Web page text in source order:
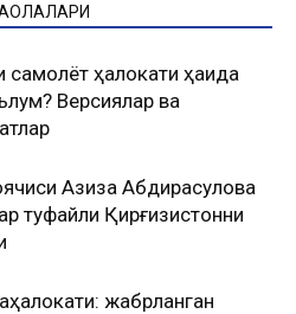
самолёт ҳалокати ҳақида
Версиялар ва
Азиза Абдирасулова
туфайли Қирғизистонни
жабрланган